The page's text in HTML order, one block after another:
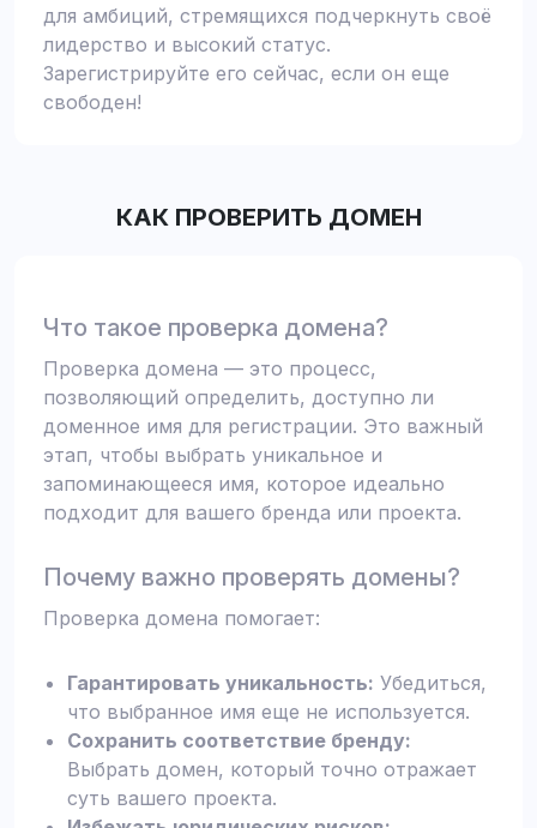
для амбиций, стремящихся подчеркнуть своё
лидерство и высокий статус.
Зарегистрируйте его сейчас, если он еще
свободен!
КАК ПРОВЕРИТЬ ДОМЕН
Что такое проверка домена?
Проверка домена — это процесс,
позволяющий определить, доступно ли
доменное имя для регистрации. Это важный
этап, чтобы выбрать уникальное и
запоминающееся имя, которое идеально
подходит для вашего бренда или проекта.
Почему важно проверять домены?
Проверка домена помогает:
Гарантировать уникальность: Убедиться,
что выбранное имя еще не используется.
Сохранить соответствие бренду:
Выбрать домен, который точно отражает
суть вашего проекта.